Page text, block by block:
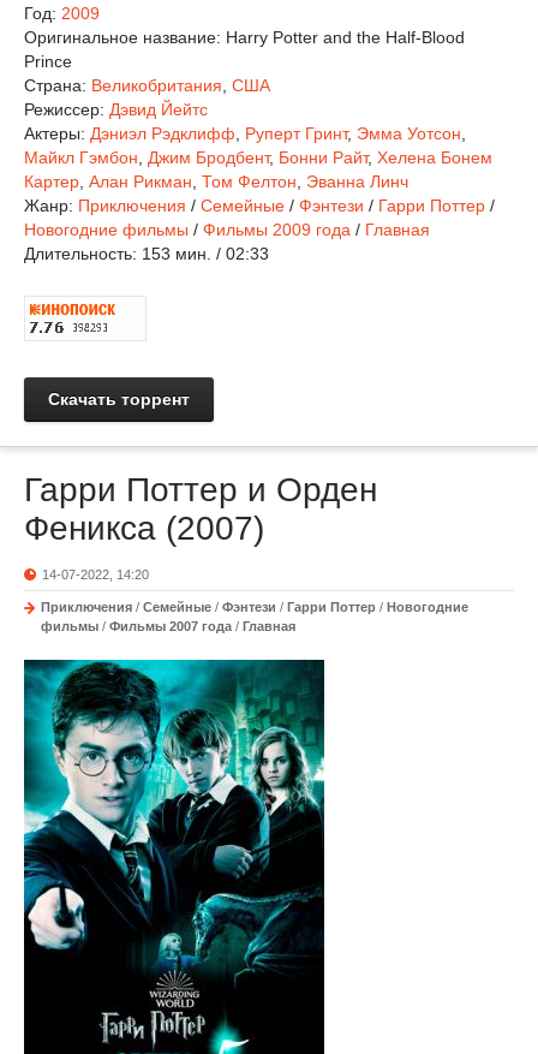
Год: 2009
Оригинальное название: Harry Potter and the Half-Blood
Prince
Страна: Великобритания США
Режиссер: Дэвид Йейтс
Актеры: Дэниэл Рэдклифф Руперт Гринт, Эмма Уотсон
Майкл Гэмбон
Джим Бродбент, Бонни Райт, Хелена Бонем
Картер Алан Рикман Том Фелтон
Эванна Линч
Жанр: Приключения / Семейные / Фэнтези / Гарри Поттер /
Новогодние фильмы / Фильмы 2009 года / Главная
Длительность: 153 мин. / 02:33
Скачать торрент
Гарри Поттер и Орден
Феникса (2007)
14-07-2022, 14:20
Приключения / Семейные / Фэнтези / Гарри Поттер / Новогодние
фильмы / Фильмы 2007 года / Главная